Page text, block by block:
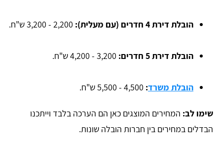
הובלת דירת 4 חדרים (עם מעלית): 2,200 - 3,200 ש"ח.
הובלת דירת 5 חדרים:
הובלת משרד: 4,500 - 5,500 ש"ח.
שימו לב: המחירים המוצגים כאן הם הערכה בלבד וייתכנו
הבדלים במחירים בין חברות הובלה שונות.